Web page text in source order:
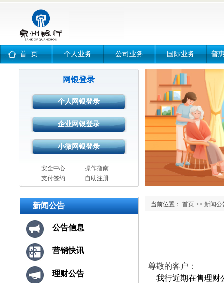
个人业务 公司业务 国际业务 普
首 页
网银登录
·安全中心
·操作指南
·支付签约
·自助注册
新闻公告
公告信息
营销快讯
理财公告
当前位置： 首页 >> 新闻公
尊敬的客户：
我行近期在售理财